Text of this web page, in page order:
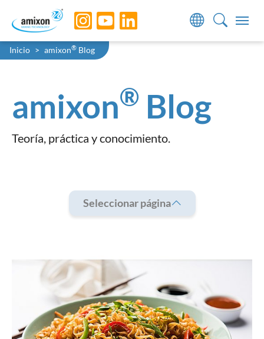
Skip to main navigation
Skip to main content
Skip to page footer
You are here:
Inicio amixon® Blog
amixon® Blog
Teoría, práctica y conocimiento.
Seleccionar página